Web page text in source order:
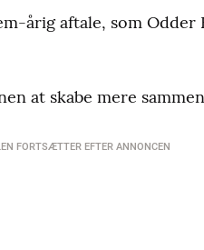
årig aftale, som Odder
at skabe mere
FORTSÆTTER EFTER ANNONCEN